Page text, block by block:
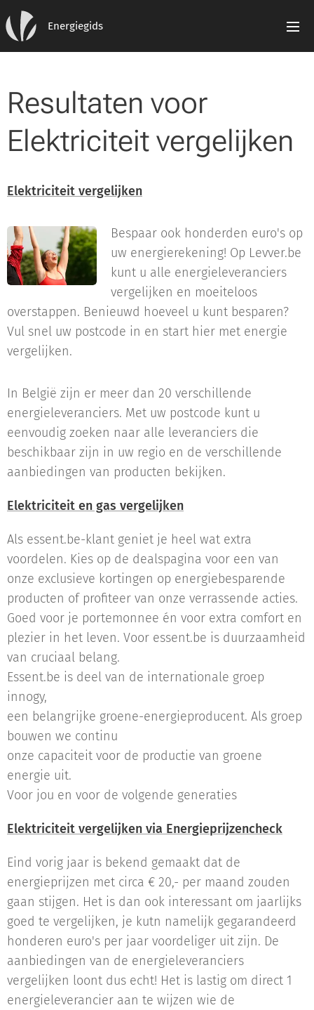
Energiegids
Resultaten voor
Elektriciteit vergelijken
Elektriciteit vergelijken
Bespaar ook honderden euro's op
uw energierekening! Op Levver.be
kunt u alle energieleveranciers
vergelijken en moeiteloos
overstappen. Benieuwd hoeveel u kunt besparen?
Vul snel uw postcode in en start hier met energie
vergelijken.
In België zijn er meer dan 20 verschillende
energieleveranciers. Met uw postcode kunt u
eenvoudig zoeken naar alle leveranciers die
beschikbaar zijn in uw regio en de verschillende
aanbiedingen van producten bekijken.
Elektriciteit en gas vergelijken
Als essent.be-klant geniet je heel wat extra
voordelen. Kies op de dealspagina voor een van
onze exclusieve kortingen op energiebesparende
producten of profiteer van onze verrassende acties.
Goed voor je portemonnee én voor extra comfort en
plezier in het leven. Voor essent.be is duurzaamheid
van cruciaal belang.
Essent.be is deel van de internationale groep
innogy,
een belangrijke groene-energieproducent. Als groep
bouwen we continu
onze capaciteit voor de productie van groene
energie uit.
Voor jou en voor de volgende generaties
Elektriciteit vergelijken via Energieprijzencheck
Eind vorig jaar is bekend gemaakt dat de
energieprijzen met circa € 20,- per maand zouden
gaan stijgen. Het is dan ook interessant om jaarlijks
goed te vergelijken, je kutn namelijk gegarandeerd
honderen euro's per jaar voordeliger uit zijn. De
aanbiedingen van de energieleveranciers
vergelijken loont dus echt! Het is lastig om direct 1
energieleverancier aan te wijzen wie de